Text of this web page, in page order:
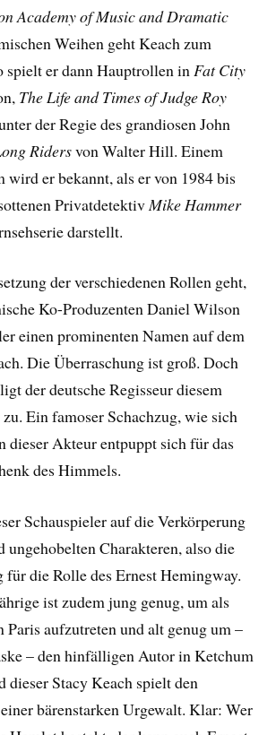
Academy of Music and Dramatic
Weihen geht Keach zum
spielt er dann Hauptrollen in Fat City
The Life and Times of Judge Roy
der Regie des grandiosen John
Ridersvon Walter Hill. Einem
wird er bekannt, als er von 1984 bis
Privatdetektiv Mike Hammer
darstellt.
der verschiedenen Rollen geht,
Ko-Produzenten Daniel Wilson
einen prominenten Namen auf dem
Die Überraschung ist groß. Doch
der deutsche Regisseur diesem
Ein famoser Schachzug, wie sich
dieser Akteur entpuppt sich für das
des Himmels.
Schauspieler auf die Verkörperung
ungehobelten Charakteren, also die
für die Rolle des Ernest Hemingway.
ist zudem jung genug, um als
aufzutreten und alt genug um –
– den hinfälligen Autor in Ketchum
dieser Stacy Keach spielt den
bärenstarken Urgewalt. Klar: Wer